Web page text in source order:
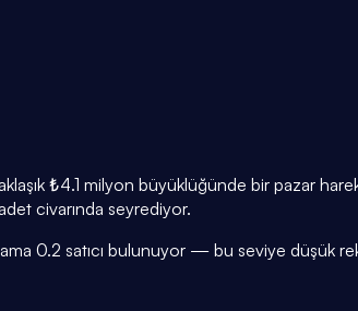
₺4.1 milyon büyüklüğünde bir pazar
civarında seyrediyor.
0.2 satıcı bulunuyor — bu seviye düşük